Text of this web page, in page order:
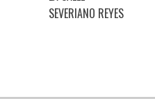
SEVERIANO REYES